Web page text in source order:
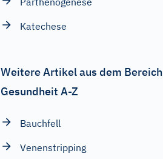
Katechese
Weitere Artikel aus dem Bereich
Gesundheit A-Z
Bauchfell
Venenstripping